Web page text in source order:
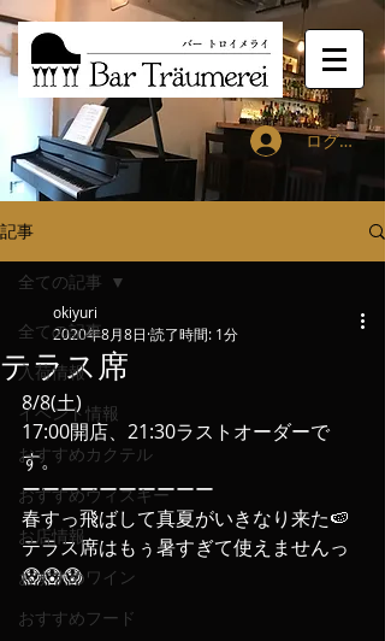
ログイン
記事
全ての記事
入荷情報
イベント情報
おすすめカクテル
おすすめウィスキー
お店情報
おすすめワイン
おすすめフード
全ての記事
テラス席
okiyuri
2020年8月8日 読了時間: 1分
8/8(土)
17:00開店、21:30ラストオーダーで
す。
ーーーーーーーーーー
春すっ飛ばして真夏がいきなり来た🍉
テラス席はもぅ暑すぎて使えませんっ
😱😱😱